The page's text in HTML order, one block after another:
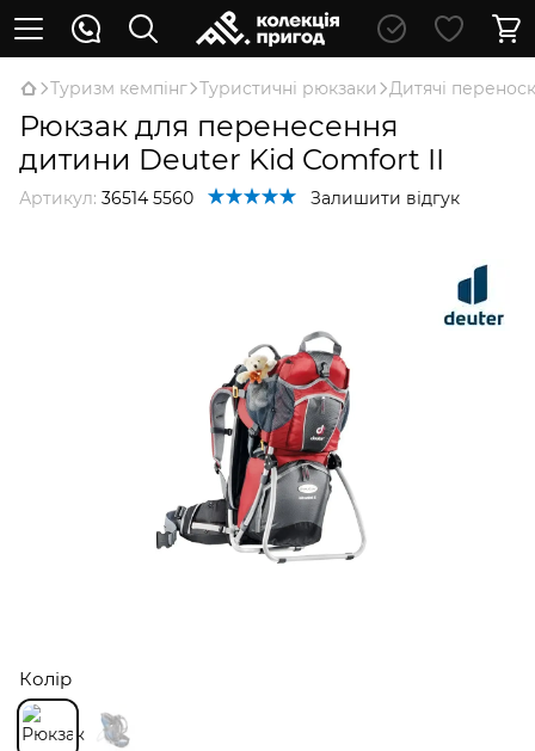
Туризм кемпінг Туристичні рюкзаки Дитячі
Рюкзак для перенесення
дитини Deuter Kid Comfort II
Артикул: 36514 5560 Залишити відгук
Колір